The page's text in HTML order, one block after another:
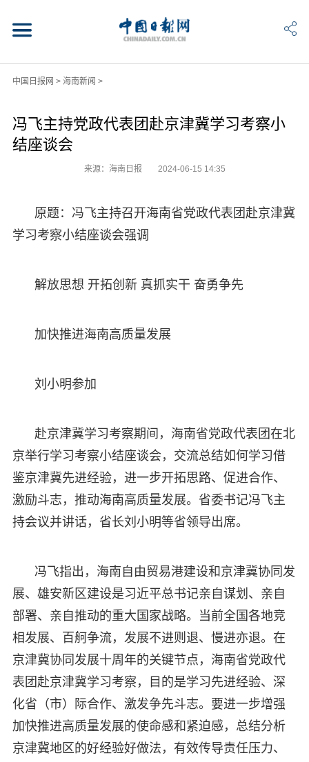
中国日报网 > 海南新闻 >
冯飞主持党政代表团赴京津冀学习考察小
结座谈会
来源：海南日报 2024-06-15 14:35
原题：冯飞主持召开海南省党政代表团赴京津冀
学习考察小结座谈会强调
解放思想 开拓创新 真抓实干 奋勇争先
加快推进海南高质量发展
刘小明参加
赴京津冀学习考察期间，海南省党政代表团在北
京举行学习考察小结座谈会，交流总结如何学习借
鉴京津冀先进经验，进一步开拓思路、促进合作、
激励斗志，推动海南高质量发展。省委书记冯飞主
持会议并讲话，省长刘小明等省领导出席。
冯飞指出，海南自由贸易港建设和京津冀协同发
展、雄安新区建设是习近平总书记亲自谋划、亲自
部署、亲自推动的重大国家战略。当前全国各地竞
相发展、百舸争流，发展不进则退、慢进亦退。在
京津冀协同发展十周年的关键节点，海南省党政代
表团赴京津冀学习考察，目的是学习先进经验、深
化省（市）际合作、激发争先斗志。要进一步增强
加快推进高质量发展的使命感和紧迫感，总结分析
京津冀地区的好经验好做法，有效传导责任压力、